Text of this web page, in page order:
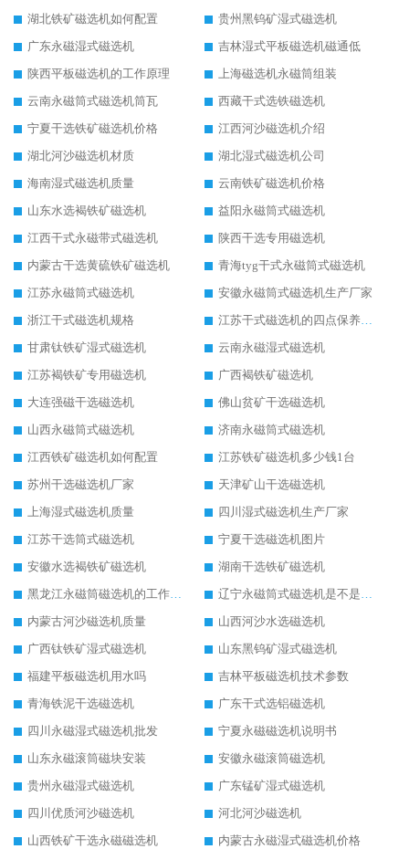
湖北铁矿磁选机如何配置
贵州黑钨矿湿式磁选机
广东永磁湿式磁选机
吉林湿式平板磁选机磁通低
陕西平板磁选机的工作原理
上海磁选机永磁筒组装
云南永磁筒式磁选机筒瓦
西藏干式选铁磁选机
宁夏干选铁矿磁选机价格
江西河沙磁选机介绍
湖北河沙磁选机材质
湖北湿式磁选机公司
海南湿式磁选机质量
云南铁矿磁选机价格
山东水选褐铁矿磁选机
益阳永磁筒式磁选机
江西干式永磁带式磁选机
陕西干选专用磁选机
内蒙古干选黄硫铁矿磁选机
青海tyg干式永磁筒式磁选机
江苏永磁筒式磁选机
安徽永磁筒式磁选机生产厂家
浙江干式磁选机规格
江苏干式磁选机的四点保养秘籍
甘肃钛铁矿湿式磁选机
云南永磁湿式磁选机
江苏褐铁矿专用磁选机
广西褐铁矿磁选机
大连强磁干选磁选机
佛山贫矿干选磁选机
山西永磁筒式磁选机
济南永磁筒式磁选机
江西铁矿磁选机如何配置
江苏铁矿磁选机多少钱1台
苏州干选磁选机厂家
天津矿山干选磁选机
上海湿式磁选机质量
四川湿式磁选机生产厂家
江苏干选筒式磁选机
宁夏干选磁选机图片
安徽水选褐铁矿磁选机
湖南干选铁矿磁选机
黑龙江永磁筒磁选机的工作原理
辽宁永磁筒式磁选机是不是强磁
内蒙古河沙磁选机质量
山西河沙水选磁选机
广西钛铁矿湿式磁选机
山东黑钨矿湿式磁选机
福建平板磁选机用水吗
吉林平板磁选机技术参数
青海铁泥干选磁选机
广东干式选铝磁选机
四川永磁湿式磁选机批发
宁夏永磁磁选机说明书
山东永磁滚筒磁块安装
安徽永磁滚筒磁选机
贵州永磁湿式磁选机
广东锰矿湿式磁选机
四川优质河沙磁选机
河北河沙磁选机
山西铁矿干选永磁磁选机
内蒙古永磁湿式磁选机价格